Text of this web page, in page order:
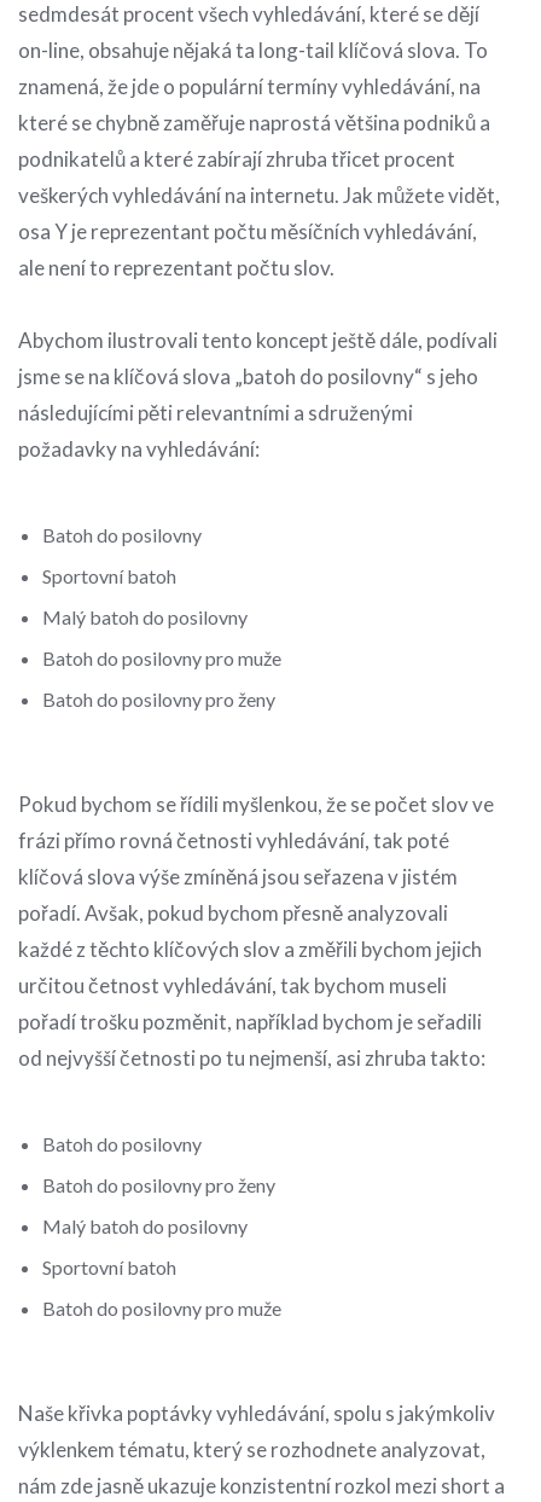
sedmdesát procent všech vyhledávání, které se dějí
on-line, obsahuje nějaká ta long-tail klíčová slova. To
znamená, že jde o populární termíny vyhledávání, na
které se chybně zaměřuje naprostá většina podniků a
podnikatelů a které zabírají zhruba třicet procent
veškerých vyhledávání na internetu. Jak můžete vidět,
osa Y je reprezentant počtu měsíčních vyhledávání,
ale není to reprezentant počtu slov.
Abychom ilustrovali tento koncept ještě dále, podívali
jsme se na klíčová slova „batoh do posilovny“ s jeho
následujícími pěti relevantními a sdruženými
požadavky na vyhledávání:
Batoh do posilovny
Sportovní batoh
Malý batoh do posilovny
Batoh do posilovny pro muže
Batoh do posilovny pro ženy
Pokud bychom se řídili myšlenkou, že se počet slov ve
frázi přímo rovná četnosti vyhledávání, tak poté
klíčová slova výše zmíněná jsou seřazena v jistém
pořadí. Avšak, pokud bychom přesně analyzovali
každé z těchto klíčových slov a změřili bychom jejich
určitou četnost vyhledávání, tak bychom museli
pořadí trošku pozměnit, například bychom je seřadili
od nejvyšší četnosti po tu nejmenší, asi zhruba takto:
Batoh do posilovny
Batoh do posilovny pro ženy
Malý batoh do posilovny
Sportovní batoh
Batoh do posilovny pro muže
Naše křivka poptávky vyhledávání, spolu s jakýmkoliv
výklenkem tématu, který se rozhodnete analyzovat,
nám zde jasně ukazuje konzistentní rozkol mezi short a